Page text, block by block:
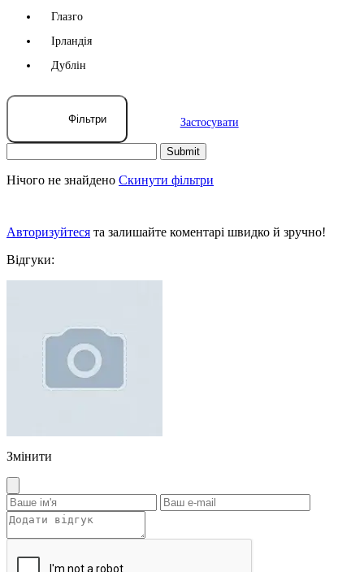
Глазго
Ірландія
Дублін
Фільтри Застосувати
Нічого не знайдено Скинути фільтри
Авторизуйтеся та залишайте коментарі швидко й зручно!
Відгуки:
Змінити